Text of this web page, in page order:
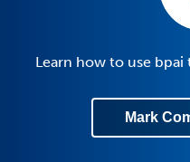
Learn how to use
Mark